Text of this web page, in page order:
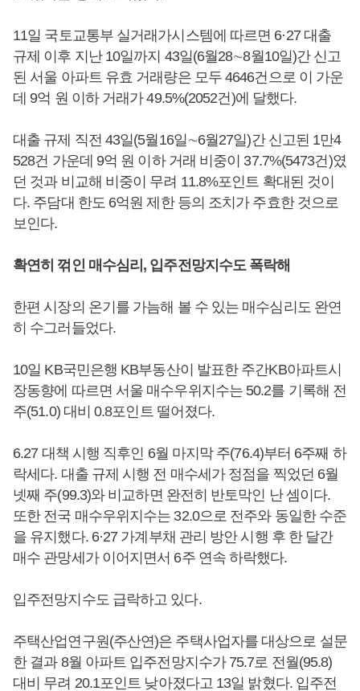
11일 국토교통부 실거래가시스템에 따르면 6·27 대출
규제 이후 지난 10일까지 43일(6월28∼8월10일)간 신고
된 서울 아파트 유효 거래량은 모두 4646건으로 이 가운
데 9억 원 이하 거래가 49.5%(2052건)에 달했다.
대출 규제 직전 43일(5월16일∼6월27일)간 신고된 1만4
528건 가운데 9억 원 이하 거래 비중이 37.7%(5473건)였
던 것과 비교해 비중이 무려 11.8%포인트 확대된 것이
다. 주담대 한도 6억원 제한 등의 조치가 주효한 것으로
보인다.
확연히 꺾인 매수심리, 입주전망지수도 폭락해
한편 시장의 온기를 가늠해 볼 수 있는 매수심리도 완연
히 수그러들었다.
10일 KB국민은행 KB부동산이 발표한 주간KB아파트시
장동향에 따르면 서울 매수우위지수는 50.2를 기록해 전
주(51.0) 대비 0.8포인트 떨어졌다.
6.27 대책 시행 직후인 6월 마지막 주(76.4)부터 6주째 하
락세다. 대출 규제 시행 전 매수세가 정점을 찍었던 6월
넷째 주(99.3)와 비교하면 완전히 반토막인 난 셈이다.
또한 전국 매수우위지수는 32.0으로 전주와 동일한 수준
을 유지했다. 6·27 가계부채 관리 방안 시행 후 한 달간
매수 관망세가 이어지면서 6주 연속 하락했다.
입주전망지수도 급락하고 있다.
주택산업연구원(주산연)은 주택사업자를 대상으로 설문
한 결과 8월 아파트 입주전망지수가 75.7로 전월(95.8)
대비 무려 20.1포인트 낮아졌다고 13일 밝혔다. 입주전